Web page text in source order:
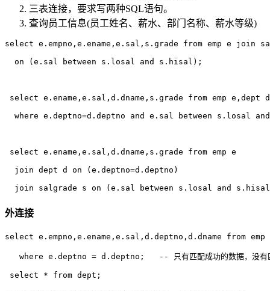
三表连接，要求写两种SQL语句。
查询员工信息(员工姓名、薪水、部门名称、薪水等级)
select e.empno,e.ename,e.sal,s.grade from emp e join
  on (e.sal between s.losal and s.hisal);
select e.ename,e.sal,d.dname,s.grade from emp
where e.deptno=d.deptno and e.sal between s.losal
select e.ename,e.sal,d.dname,s.grade from emp e
  join dept d on (e.deptno=d.deptno)
外连接
select e.empno,e.ename,e.sal,d.deptno,d.dname from
where e.deptno = d.deptno;   -- 只有匹配成功的数据，没有